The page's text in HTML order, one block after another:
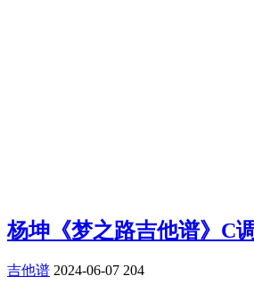
杨坤《梦之路吉他谱》C
吉他谱 2024-06-07 204